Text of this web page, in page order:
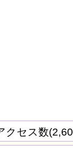
クセス数